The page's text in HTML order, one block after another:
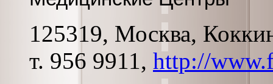
125319, Москва,
т. 956 9911, http://